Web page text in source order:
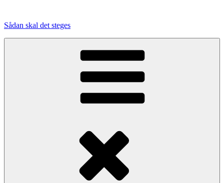
indhold
Sådan skal det steges